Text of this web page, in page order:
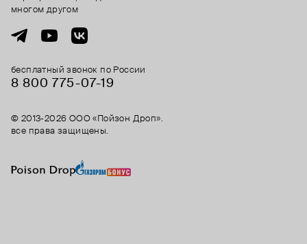
бесплатный звонок по России
8 800 775⁠-07⁠-19
многом другом
© 2013-2026 ООО «Пойзон Дроп».
все права защищены.